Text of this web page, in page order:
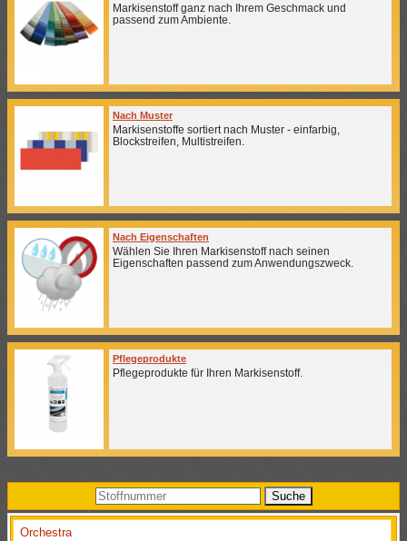
Markisenstoff ganz nach Ihrem Geschmack und
passend zum Ambiente.
Nach Muster
Markisenstoffe sortiert nach Muster - einfarbig,
Blockstreifen, Multistreifen.
Nach Eigenschaften
Wählen Sie Ihren Markisenstoff nach seinen
Eigenschaften passend zum Anwendungszweck.
Pflegeprodukte
Pflegeprodukte für Ihren Markisenstoff.
Orchestra